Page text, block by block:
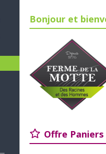
Bonjour et
Offre